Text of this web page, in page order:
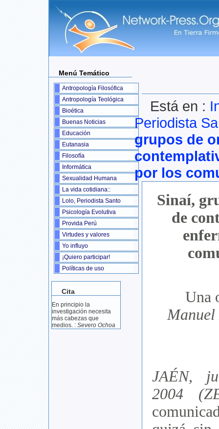
Menú Temático
Antropología Filosófica
Antropología Teológica
Bioética
Buenas Noticias
Educación
Eutanasia
Filosofía
Informática
Sexualidad Humana
La vida cotidiana::
Lolo, Periodista Santo
Psicología Evolutiva
Provida Perú
Virtudes y valores
Yo influyo
¡Quiero participar!
Políticas de uso
Cita
En principio la
investigación necesita
más cabezas que
medios. : Severo Ochoa
Está en :
Periodista
grupos de
por los
Sinaí,
de
Una
JAÉN,
2004